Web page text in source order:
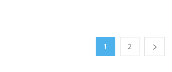
1 2